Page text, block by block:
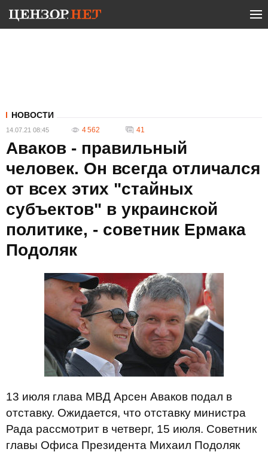
НОВОСТИ
14.07.21 08:45 4 562 41
Аваков - правильный
человек. Он всегда отличался
от всех этих "стайных
субъектов" в украинской
политике, - советник Ермака
Подоляк
13 июля глава МВД Арсен Аваков подал в
отставку. Ожидается, что отставку министра
Рада рассмотрит в четверг, 15 июля. Советник
главы Офиса Президента Михаил Подоляк